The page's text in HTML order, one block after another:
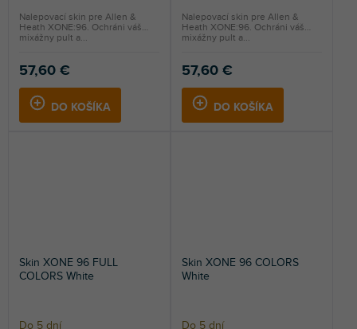
57,60 €
DO KOŠÍKA
Nalepovací skin pre Allen &
Heath XONE:96. Ochráni váš
mixážny pult a...
57,60 €
DO KOŠÍKA
Nalepovací skin pre Allen &
Heath XONE:96. Ochráni váš
mixážny pult a...
Skin XONE 96 FULL
COLORS White
Do 5 dní
Skin XONE 96 COLORS
White
Do 5 dní